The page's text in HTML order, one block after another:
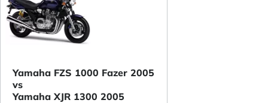
Yamaha FZS 1000 Fazer 2005
vs
Yamaha XJR 1300 2005